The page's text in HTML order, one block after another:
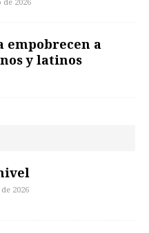
de 2026
empobrecen a
y latinos
2026